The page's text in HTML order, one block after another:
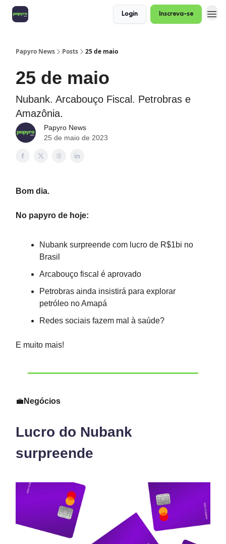
Login Inscreva-se
Papyro News Posts 25 de maio
25 de maio
Nubank. Arcabouço Fiscal. Petrobras e
Amazônia.
Papyro News
25 de maio de 2023
Bom dia.
No papyro de hoje:
Nubank surpreende com lucro de R$1bi no
Brasil
Arcabouço fiscal é aprovado
Petrobras ainda insistirá para explorar
petróleo no Amapá
Redes sociais fazem mal à saúde?
E muito mais!
💼 Negócios
Lucro do Nubank
surpreende